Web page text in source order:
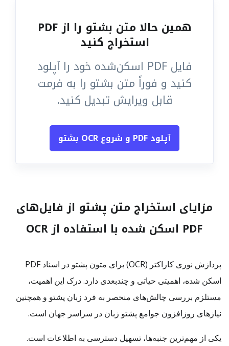
همین حالا متن بشتو را از PDF
استخراج کنید
فایل PDF اسکن‌شده خود را آپلود
کنید و فوراً متن بشتو را به فرمت
قابل ویرایش تبدیل کنید.
آپلود PDF و شروع OCR بشتو
مزایای استخراج متن پشتو از فایل‌های
PDF اسکن شده با استفاده از OCR
پردازش نوری کاراکتر (OCR) برای متون پشتو در اسناد PDF
اسکن شده، اهمیتی حیاتی و چندبعدی دارد. درک این اهمیت،
مستلزم بررسی چالش‌های منحصر به فرد زبان پشتو و همچنین
نیازهای روزافزون جوامع پشتو زبان در سراسر جهان است.
یکی از مهم‌ترین جنبه‌ها، تسهیل دسترسی به اطلاعات است.